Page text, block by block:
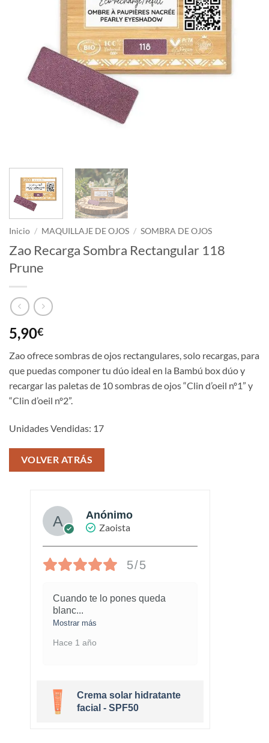
Inicio / MAQUILLAJE DE OJOS / SOMBRA DE OJOS
Zao Recarga Sombra Rectangular 118
Prune
5,90€
Zao ofrece sombras de ojos rectangulares, solo recargas, para
que puedas componer tu dúo ideal en la Bambú box dúo y
recargar las paletas de 10 sombras de ojos “Clin d’oeil nº1” y
“Clin d’oeil nº2”.
Unidades Vendidas: 17
VOLVER ATRÁS
Anónimo
Zaoista
5/5
Cuando te lo pones queda
blanc...
Mostrar más
Hace 1 año
Crema solar hidratante
facial - SPF50